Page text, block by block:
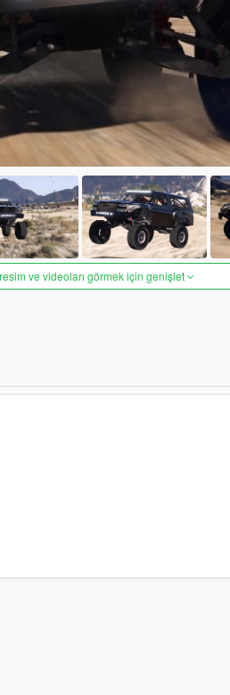
ve videoları görmek için genişlet